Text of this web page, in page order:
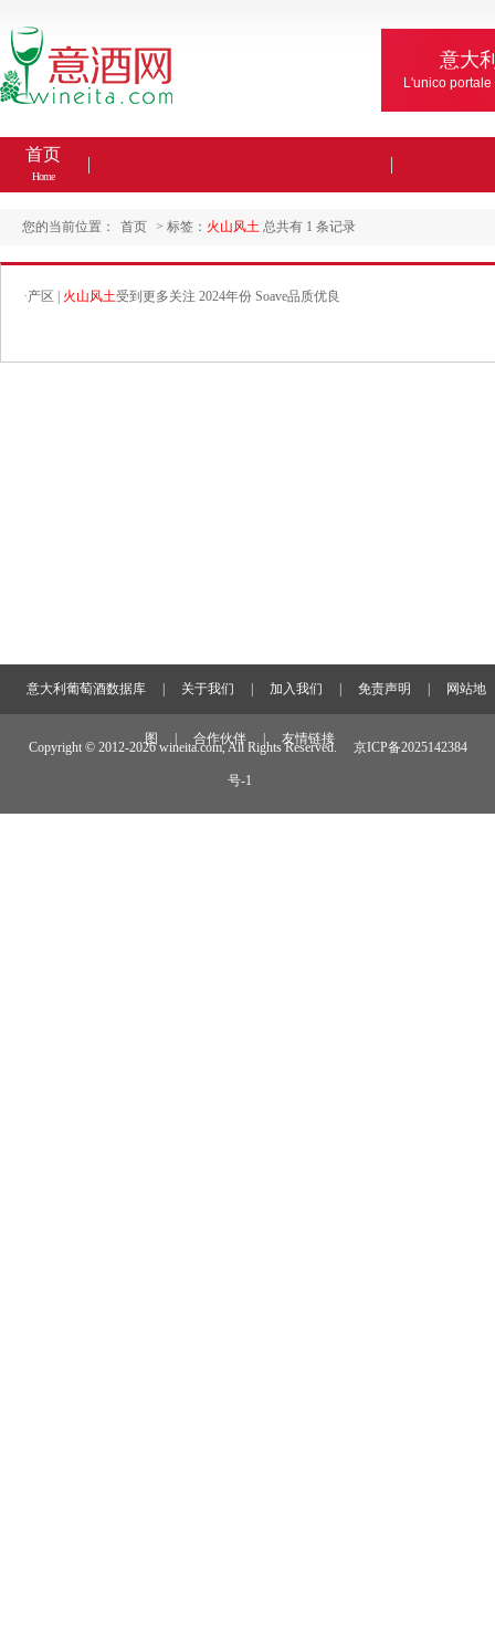
意大
L'unico
首页
Home
您的当前位置： 首页 > 标签： 火山风土 总共有 1 条记录
·产区 | 火山风土受到更多关注 2024年份 Soave品质优良
意大利葡萄酒数据库 关于我们 加入我们 免责声明 网站地
图 合作伙伴 友情链接
Copyright © 2012-2026 wineita.com, All Rights Reserved. 京ICP备2025142384
号-1